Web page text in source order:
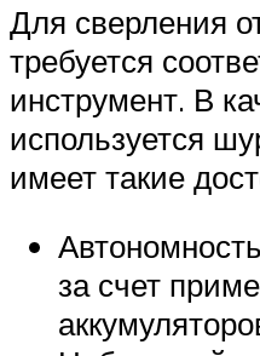
Для сверления
требуется
инструмент. В
используется
имеет такие
за счет